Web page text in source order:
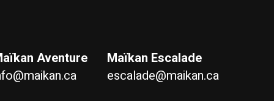
Aventure
Maïkan Escalade
escalade@maikan.ca